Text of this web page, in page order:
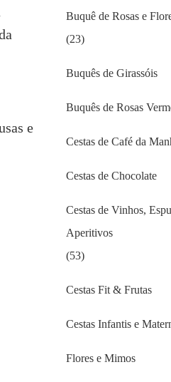
e
Buquê de Rosas e
(23)
Buquês de Girassóis
Buquês de Rosas
Cestas de Café da
Cestas de Chocolate
Cestas de Vinhos,
Aperitivos
(53)
Cestas Fit & Frutas
Cestas Infantis e
Flores e Mimos